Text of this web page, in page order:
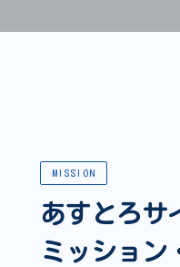
MISSION
あすとろサ
ミッション